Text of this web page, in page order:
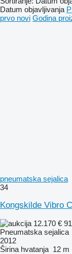
Datum objavljivanja
prvo novi Godina
pneumatska sejalica
34
Kongskilde Vibro
12.170 €
Pneumatska sejalica
2012
Širina hvatanja 12 m